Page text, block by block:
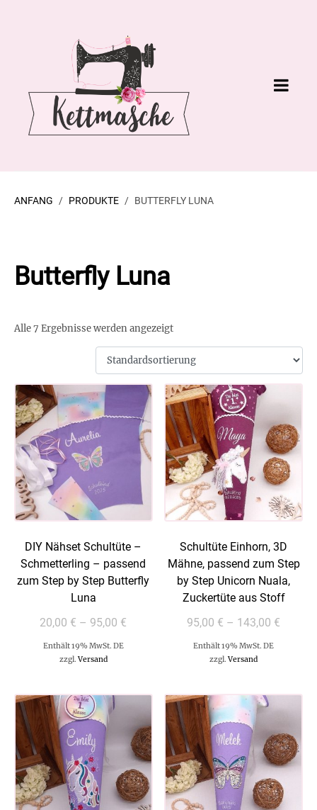
ANFANG PRODUKTE BUTTERFLY LUNA
Butterfly Luna
Alle 7 Ergebnisse werden angezeigt
DIY Nähset Schultüte –
Schmetterling – passend
zum Step by Step Butterfly
Luna
20,00 € – 95,00 €
Enthält 19% MwSt. DE
zzgl.Versand
Schultüte Einhorn, 3D
Mähne, passend zum Step
by Step Unicorn Nuala,
Zuckertüte aus Stoff
95,00 € – 143,00 €
Enthält 19% MwSt. DE
zzgl.Versand